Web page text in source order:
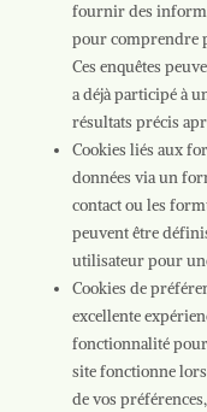
fournir des
pour comprendre
Ces enquêtes
a déjà participé à
résultats précis
Cookies liés aux
données via un
contact ou les
peuvent être
utilisateur pour
Cookies de
excellente
fonctionnalité
site fonctionne
de vos